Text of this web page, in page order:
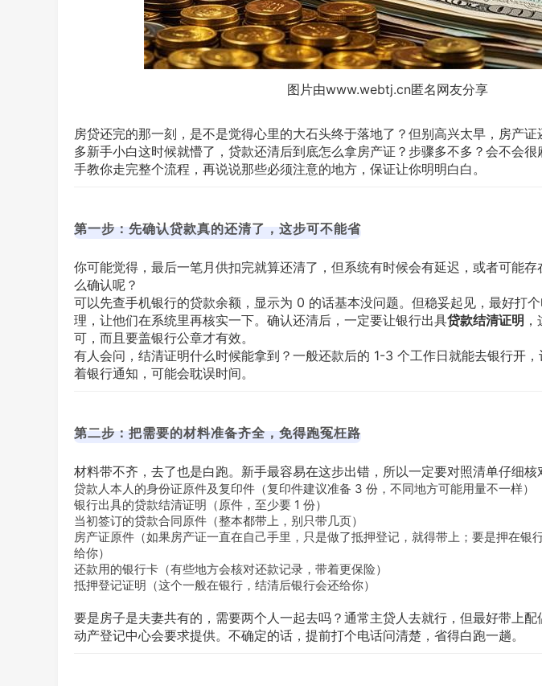
图片由www.webtj.cn匿名网友分享
房贷还完的那一刻，是不是觉得心里的大石头终于落地了？但别高兴太早，房产
多新手小白这时候就懵了，贷款还清后到底怎么拿房产证？步骤多不多？会不会
手教你走完整个流程，再说说那些必须注意的地方，保证让你明明白白。
第一步：先确认贷款真的还清了，这步可不能省
你可能觉得，最后一笔月供扣完就算还清了，但系统有时候会有延迟，或者可能
么确认呢？
可以先查手机银行的贷款余额，显示为 0 的话基本没问题。但稳妥起见，最好打
理，让他们在系统里再核实一下。确认还清后，一定要让银行出具贷款结清证明
可，而且要盖银行公章才有效。
有人会问，结清证明什么时候能拿到？一般还款后的 1-3 个工作日就能去银行开
着银行通知，可能会耽误时间。
第二步：把需要的材料准备齐全，免得跑冤枉路
材料带不齐，去了也是白跑。新手最容易在这步出错，所以一定要对照清单仔细核
贷款人本人的身份证原件及复印件（复印件建议准备 3 份，不同地方可能用量不一样）
银行出具的贷款结清证明（原件，至少要 1 份）
当初签订的贷款合同原件（整本都带上，别只带几页）
房产证原件（如果房产证一直在自己手里，只是做了抵押登记，就得带上；要是押在银
给你）
还款用的银行卡（有些地方会核对还款记录，带着更保险）
抵押登记证明（这个一般在银行，结清后银行会还给你）
要是房子是夫妻共有的，需要两个人一起去吗？通常主贷人去就行，但最好带上
动产登记中心会要求提供。不确定的话，提前打个电话问清楚，省得白跑一趟。